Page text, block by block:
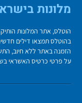
מלונות
הוטלס, אתר המלונות
בהוטלס תמצאו דילים
על פרטי כרטיס האשראי